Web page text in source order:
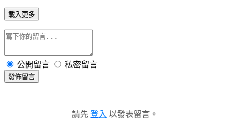
載入更多
公開留言 私密留言
發佈留言
請先 登入 以發表留言。